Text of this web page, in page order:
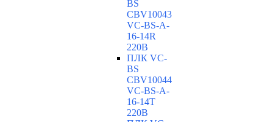
BS
CBV10043
VC-ВS-A-
16-14R
220В
ПЛК VC-
BS
CBV10044
VC-ВS-A-
16-14T
220В